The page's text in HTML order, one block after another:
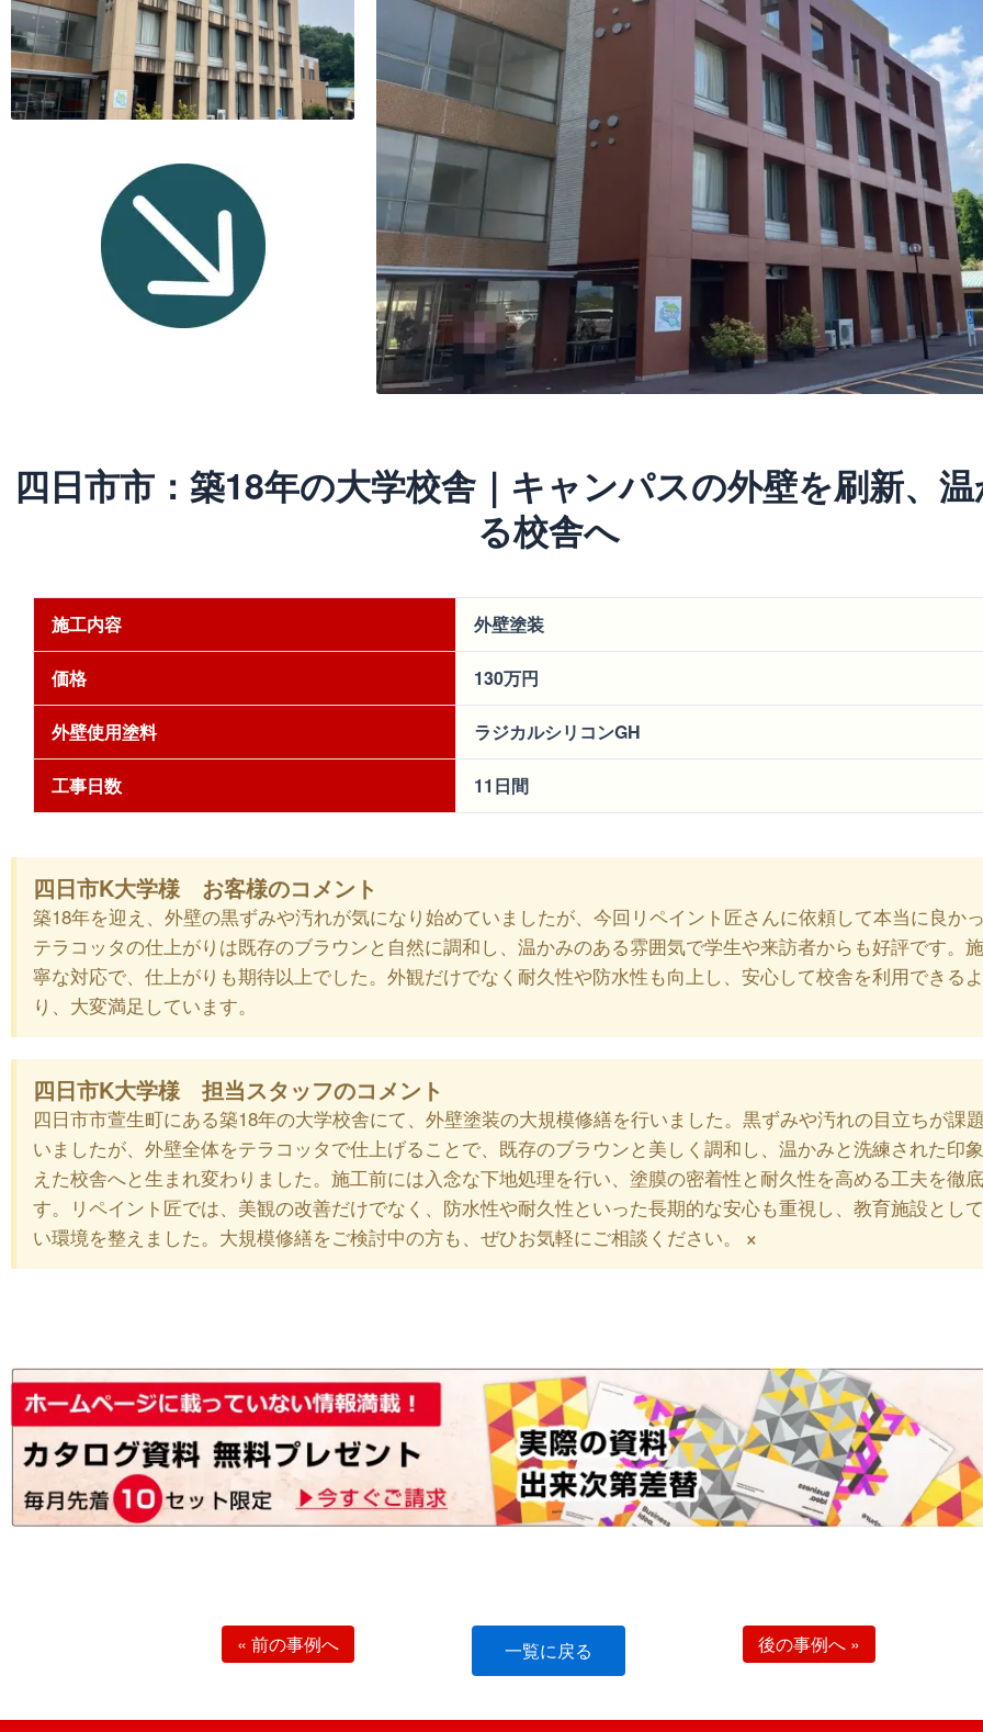
四日市市：築18年の大学校舎｜キャンパスの外壁を刷新、
る校舎へ
施工内容 外壁塗装
価格 130万円
外壁使用塗料 ラジカルシリコンGH
工事日数 11日間
四日市K大学様 お客様のコメント
築18年を迎え、外壁の黒ずみや汚れが気になり始めていましたが、今回リペイント匠さんに依頼して本当に良か
テラコッタの仕上がりは既存のブラウンと自然に調和し、温かみのある雰囲気で学生や来訪者からも好評です。
寧な対応で、仕上がりも期待以上でした。外観だけでなく耐久性や防水性も向上し、安心して校舎を利用できる
り、大変満足しています。
四日市K大学様 担当スタッフのコメント
四日市市萱生町にある築18年の大学校舎にて、外壁塗装の大規模修繕を行いました。黒ずみや汚れの目立ちが課
いましたが、外壁全体をテラコッタで仕上げることで、既存のブラウンと美しく調和し、温かみと洗練された印
えた校舎へと生まれ変わりました。施工前には入念な下地処理を行い、塗膜の密着性と耐久性を高める工夫を徹
す。リペイント匠では、美観の改善だけでなく、防水性や耐久性といった長期的な安心も重視し、教育施設とし
い環境を整えました。大規模修繕をご検討中の方も、ぜひお気軽にご相談ください。
×
«前の事例へ 一覧に戻る 後の事例へ»